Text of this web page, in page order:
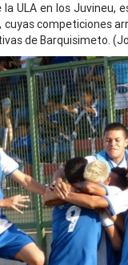
ULA en los
competiciones
de Barquisimeto.